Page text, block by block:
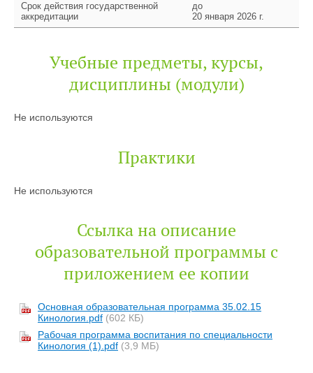
Срок действия государственной
аккредитации
до
20 января 2026 г.
Учебные предметы, курсы,
дисциплины (модули)
Не используются
Практики
Не используются
Ссылка на описание
образовательной программы с
приложением ее копии
Основная образовательная программа 35.02.15
Кинология.pdf (602 КБ)
Рабочая программа воспитания по специальности
Кинология (1).pdf (3,9 МБ)